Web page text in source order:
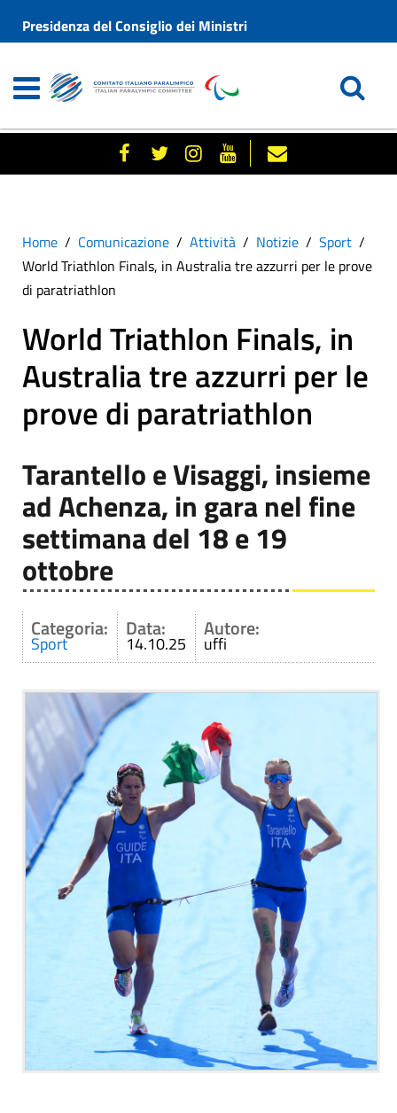
Presidenza del Consiglio dei Ministri
Home Comunicazione Attività Notizie
Sport
World Triathlon Finals, in Australia tre azzurri per le prove
di paratriathlon
World Triathlon Finals, in
Australia tre azzurri per le
prove di paratriathlon
Tarantello e Visaggi, insieme
ad Achenza, in gara nel fine
settimana del 18 e 19
ottobre
Categoria:
Sport
Data:
14.10.25
Autore:
uffi